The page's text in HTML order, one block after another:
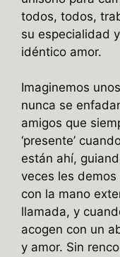
todos, todos,
su especialidad
idéntico amor.
Imaginemos
nunca se
amigos que
‘presente’
están ahí,
veces les
con la mano
llamada, y
acogen con un
y amor. Sin